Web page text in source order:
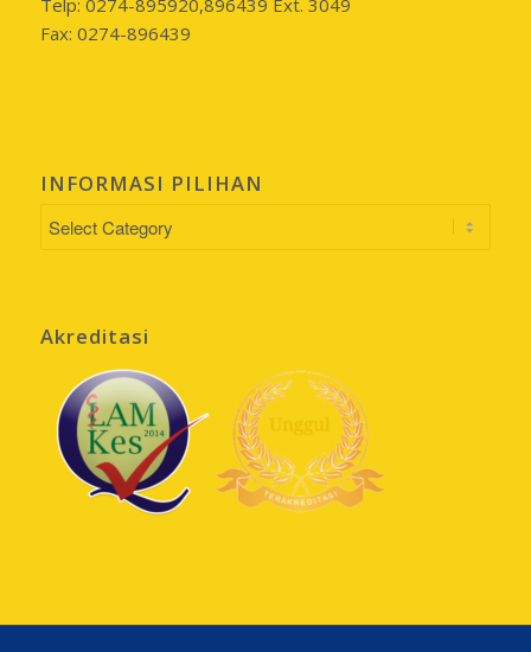
Fax: 0274-896439
INFORMASI PILIHAN
INFORMASI
Akreditasi